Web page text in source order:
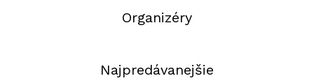
Organizéry
Najpredávanejšie